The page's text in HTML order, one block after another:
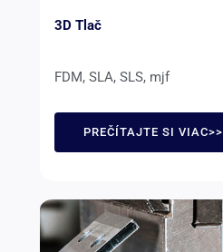
3D Tlač
FDM, SLA, SLS, mjf
PREČÍTAJTE SI VIAC>>